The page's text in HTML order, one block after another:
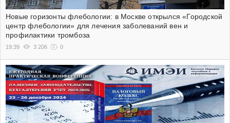
Новые горизонты флебологии: в Москве открылся «Городской
центр флебологии» для лечения заболеваний вен и
профилактики тромбоза
19:39 3 206 0